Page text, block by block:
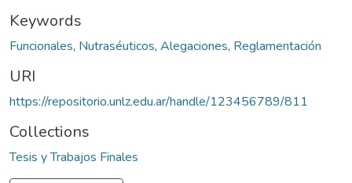
Keywords
Funcionales, Nutraséuticos, Alegaciones, Reglamentación
URI
https://repositorio.unlz.edu.ar/handle/123456789/811
Collections
Tesis y Trabajos Finales